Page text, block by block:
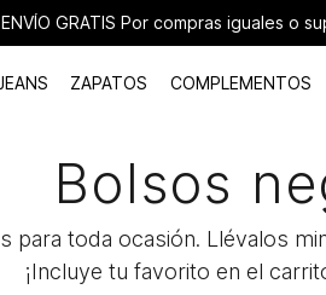
ENVÍO GRATIS Por compras iguales o
ZAPATOS COMPLEMENTOS
Bolsos
para toda ocasión. Llévalos
¡Incluye tu favorito en el